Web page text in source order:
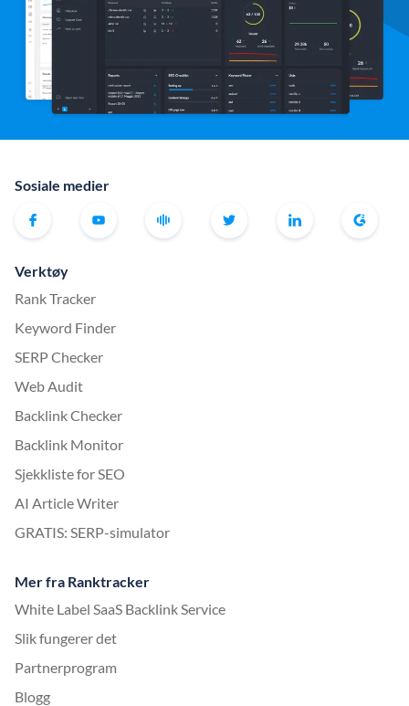
Sosiale medier
Verktøy
Rank Tracker
Keyword Finder
SERP Checker
Web Audit
Backlink Checker
Backlink Monitor
Sjekkliste for SEO
AI Article Writer
GRATIS: SERP-simulator
Mer fra Ranktracker
White Label SaaS Backlink Service
Slik fungerer det
Partnerprogram
Blogg